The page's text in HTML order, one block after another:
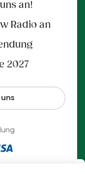
an!
Radio an
2027